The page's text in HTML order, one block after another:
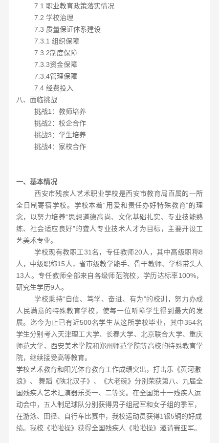
7.1 职业教育政策落实情况
7.2 学校治理
7.3 质量保证体系建设
7.3.1 组织保障
7.3.2制度保障
7.3.3资金保障
7.3.4管理保障
7.4经费投入
八、面临挑战
挑战1：教师培养
挑战2：校企合作
挑战3：学生培养
挑战4：家校合作
一、基本情况
西安市残疾人艺术职业学校是西安市教育局直属的一所
全日制寄宿学校。学校本着“用爱和责任办好特殊教育”的理
念，以努力培养“思想道德高尚、文化基础扎实、专业技能熟
练、社会适应良好”的聋人专业技术人才为目标，主要开设工
艺美术专业。
学校现有教职工31 名，专任教师20人，其中高级职称8
人，中级职称1 5 人，省市级教学能手、骨干教师、学科带头人
13人。专任教师全部来自各级师范院校，学历达标率100%，
研究生学历9人。
学校秉持“自信、笃学、奋进、有为”的校训，努力办成
人民满意的特殊教育学校，使每一位听障学生得到最大的发
展。迄今为止已有近500名学生从这所学校毕业，其中354名
学生分别考入天津理工大学、长春大学、北京联合大学、重庆
师范大学、西安美术学院和郑州师范学院等高校的特殊教育学
院，继续接受高等教育。
学校艺术教育和阳光体育教育工作成绩突出，打击乐《黄河激
浪》、
舞蹈《陕北汉子》、《大老碗》分别荣获第八、九届全
国残疾人艺术汇演器乐类一、二等奖。在全国第十一残疾人运
动会中，五人制足球队分别获得男子组冠军和女子组的季军，
在游泳、田径、自行车比赛中，我校运动员获得1银5铜的好成
绩。我校《啦啦操》获得全国残疾人《啦啦操》邀请赛亚军。